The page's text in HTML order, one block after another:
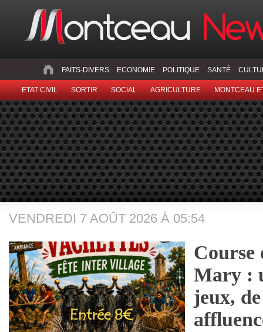
FAITS-DIVERS ECONOMIE POLITIQUE SANTÉ
ETAT CIVIL SORTIR SOCIAL AGRICULTURE MONTCEAU
VENDREDI 7 AOÛT 2026 À 05:54
Course
Mary :
jeux,